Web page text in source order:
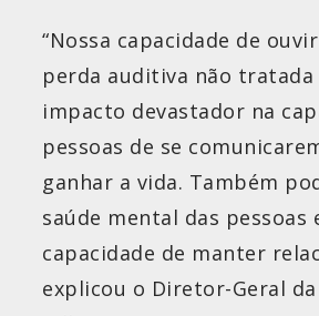
“Nossa capacidade de
perda auditiva não
impacto devastador na
pessoas de se
ganhar a vida. Também
saúde mental das pessoas
capacidade de manter
explicou o Diretor-Geral da